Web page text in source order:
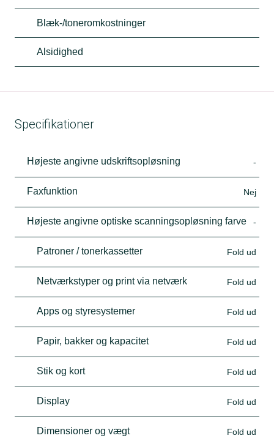
Blæk-/toneromkostninger
Alsidighed
Specifikationer
Højeste angivne udskriftsopløsning -
Faxfunktion Nej
Højeste angivne optiske scanningsopløsning farve -
Patroner / tonerkassetter Fold ud
Netværkstyper og print via netværk Fold ud
Apps og styresystemer Fold ud
Papir, bakker og kapacitet Fold ud
Stik og kort Fold ud
Display Fold ud
Dimensioner og vægt Fold ud